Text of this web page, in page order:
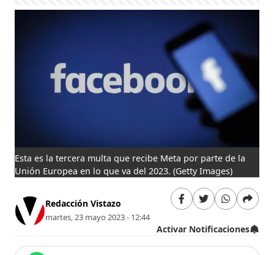
Esta es la tercera multa que recibe Meta por parte de la
Unión Europea en lo que va del 2023. (Getty Images)
Redacción Vistazo
martes, 23 mayo 2023 - 12:44
Activar Notificaciones